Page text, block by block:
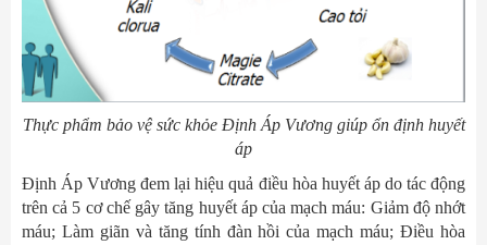
Thực phẩm bảo vệ sức khỏe Định Áp Vương giúp ổn định huyết
áp
Định Áp Vương đem lại hiệu quả điều hòa huyết áp do tác động
trên cả 5 cơ chế gây tăng huyết áp của mạch máu: Giảm độ nhớt
máu; Làm giãn và tăng tính đàn hồi của mạch máu; Điều hòa